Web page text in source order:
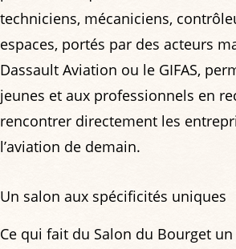
techniciens, mécaniciens,
espaces, portés par des acteurs
Dassault Aviation ou le GIFAS,
jeunes et aux professionnels en
rencontrer directement les
l’aviation de demain.
Un salon aux spécificités uniques
Ce qui fait du Salon du Bourget